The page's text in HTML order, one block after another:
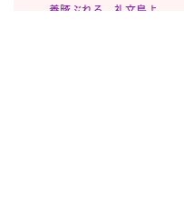
養豚ぶれる、礼文島よ